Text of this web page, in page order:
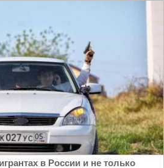
в России и не только